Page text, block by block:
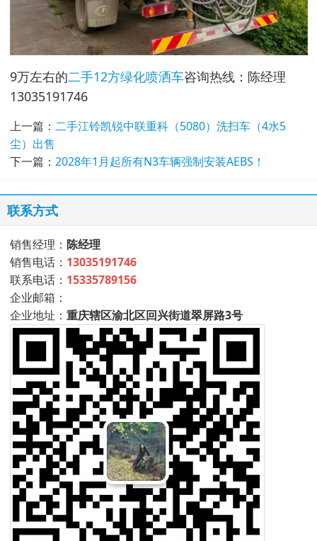
9万左右的二手12方绿化喷洒车咨询热线：陈经理
13035191746
上一篇： 二手江铃凯锐中联重科（5080）洗扫车（4水5
尘）出售
下一篇： 2028年1月起所有N3车辆强制安装AEBS！
联系方式
销售经理： 陈经理
销售电话： 13035191746
联系电话： 15335789156
企业邮箱：
企业地址： 重庆辖区渝北区回兴街道翠屏路3号